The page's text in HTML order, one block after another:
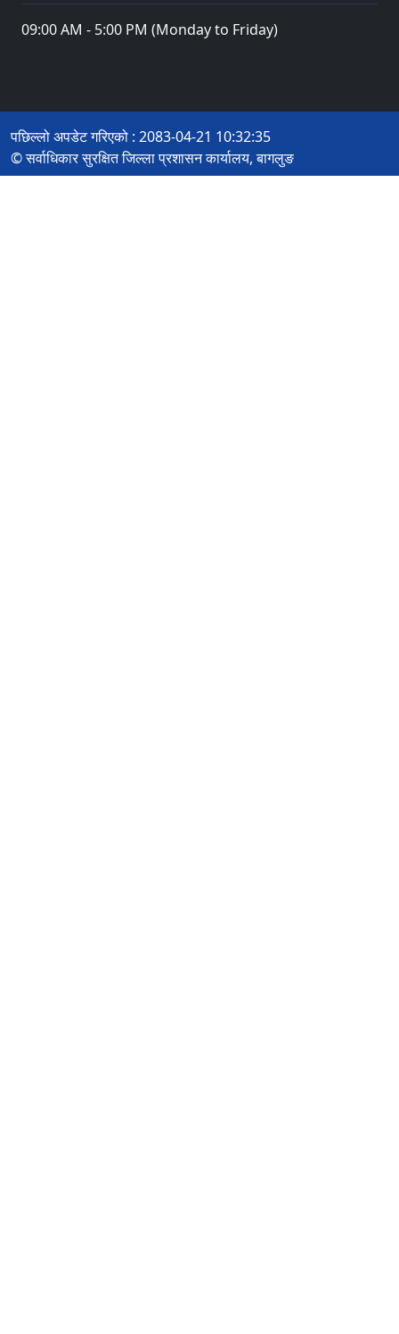
09:00 AM - 5:00 PM (Monday to Friday)
पछिल्लो अपडेट गरिएको : 2083-04-21 10:32:35
© सर्वाधिकार सुरक्षित जिल्ला प्रशासन कार्यालय, बागलुङ